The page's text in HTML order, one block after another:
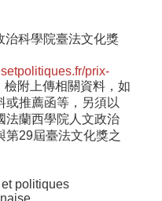
治科學院臺法文化獎
prix-
檢附上傳相關資料，如
或推薦函等，另須以
法蘭西學院人文政治
第29屆臺法文化獎之
politiques